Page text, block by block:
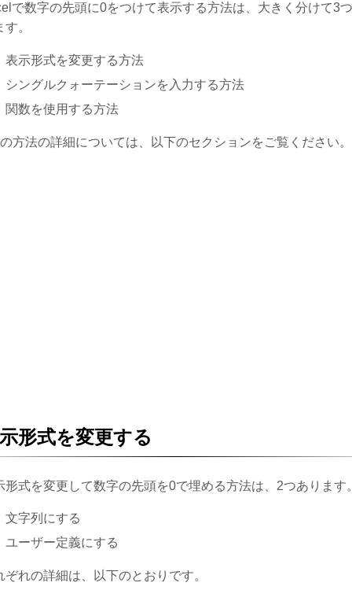
で数字の先頭に0をつけて表示する方法は、大きく分けて3
す。
表示形式を変更する方法
シングルクォーテーションを入力する方法
関数を使用する方法
方法の詳細については、以下のセクションをご覧ください。
形式を変更する
形式を変更して数字の先頭を0で埋める方法は、2つあります
文字列にする
ユーザー定義にする
ぞれの詳細は、以下のとおりです。